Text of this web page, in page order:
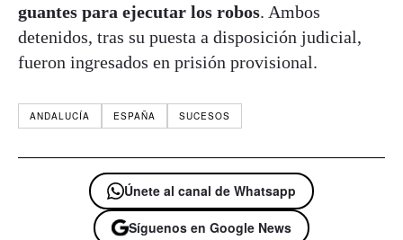
guantes para ejecutar los robos. Ambos
detenidos, tras su puesta a disposición judicial,
fueron ingresados en prisión provisional.
ANDALUCÍA ESPAÑA SUCESOS
Únete al canal de Whatsapp
Síguenos en Google News